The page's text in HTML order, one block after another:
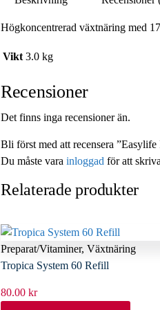
Högkoncentrerad växtnäring med
Vikt 3.0 kg
Recensioner
Det finns inga recensioner än.
Bli först med att recensera
Du måste vara inloggad för att
Relaterade produkter
Preparat/Vitaminer, Växtnäring
Tropica System 60 Refill
80.00 kr